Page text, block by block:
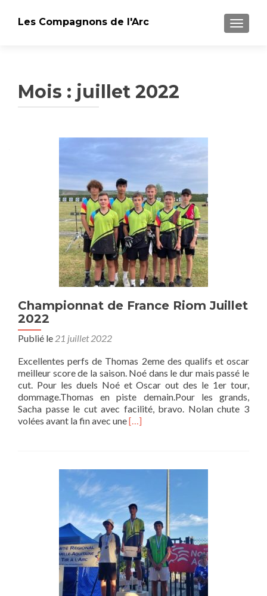
Les Compagnons de l'Arc
Mois : juillet 2022
Championnat de France Riom Juillet
2022
Publié le 21 juillet 2022
Excellentes perfs de Thomas 2eme des qualifs et oscar
meilleur score de la saison. Noé dans le dur mais passé le
cut. Pour les duels Noé et Oscar out des le 1er tour,
dommage.Thomas en piste demain.Pour les grands,
Sacha passe le cut avec facilité, bravo. Nolan chute 3
volées avant la fin avec uneEn
de
Juillet
2022
[…]